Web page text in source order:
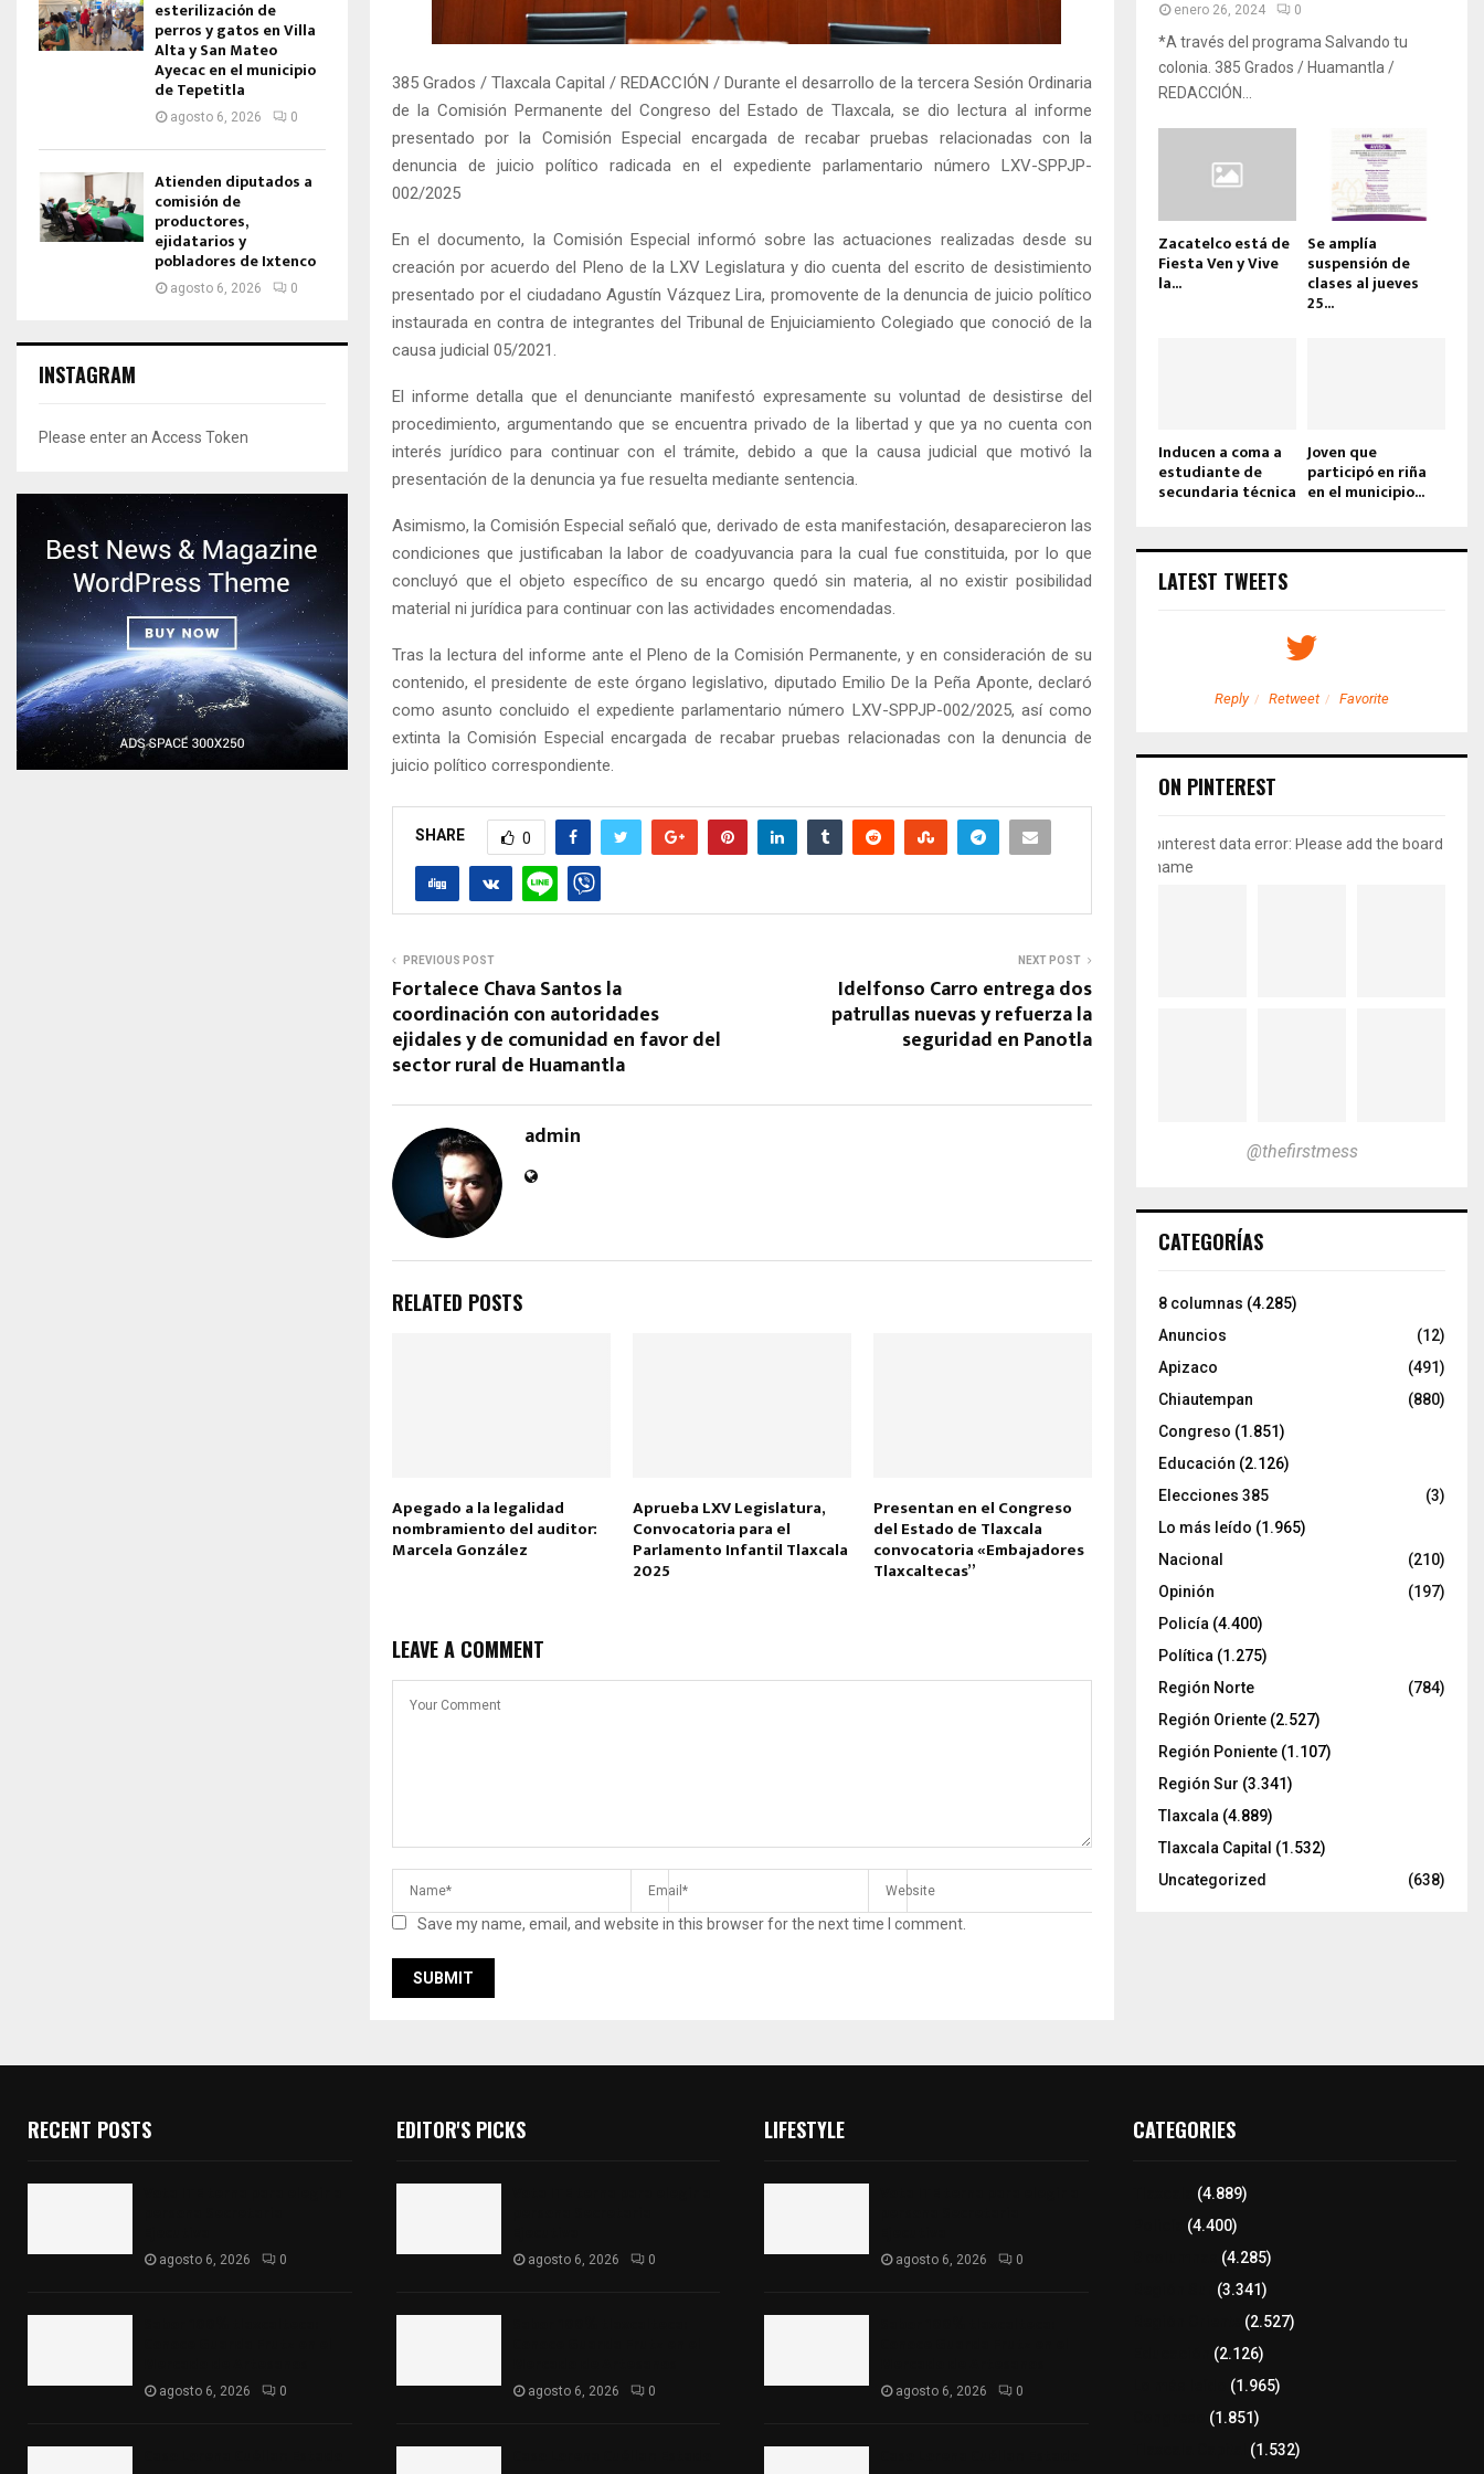
385 Grados / Tlaxcala Capital / REDACCIÓN / Durante el desarrollo de la tercera Sesión Ordinaria
de la Comisión Permanente del Congreso del Estado de Tlaxcala, se dio lectura al informe
presentado por la Comisión Especial encargada de recabar pruebas relacionadas con la
denuncia de juicio político radicada en el expediente parlamentario número LXV-SPPJP-
002/2025
En el documento, la Comisión Especial informó sobre las actuaciones realizadas desde su
creación por acuerdo del Pleno de la LXV Legislatura y dio cuenta del escrito de desistimiento
presentado por el ciudadano Agustín Vázquez Lira, promovente de la denuncia de juicio político
instaurada en contra de integrantes del Tribunal de Enjuiciamiento Colegiado que conoció de la
causa judicial 05/2021.
El informe detalla que el denunciante manifestó expresamente su voluntad de desistirse del
procedimiento, argumentando que se encuentra privado de la libertad y que ya no cuenta con
interés jurídico para continuar con el trámite, debido a que la causa judicial que motivó la
presentación de la denuncia ya fue resuelta mediante sentencia.
Asimismo, la Comisión Especial señaló que, derivado de esta manifestación, desaparecieron las
condiciones que justificaban la labor de coadyuvancia para la cual fue constituida, por lo que
concluyó que el objeto específico de su encargo quedó sin materia, al no existir posibilidad
material ni jurídica para continuar con las actividades encomendadas.
Tras la lectura del informe ante el Pleno de la Comisión Permanente, y en consideración de su
contenido, el presidente de este órgano legislativo, diputado Emilio De la Peña Aponte, declaró
como asunto concluido el expediente parlamentario número LXV-SPPJP-002/2025, así como
extinta la Comisión Especial encargada de recabar pruebas relacionadas con la denuncia de
juicio político correspondiente.
SHARE 0
PREVIOUS POST
Fortalece Chava Santos la
coordinación con autoridades
ejidales y de comunidad en favor del
sector rural de Huamantla
NEXT POST
Idelfonso Carro entrega dos
patrullas nuevas y refuerza la
seguridad en Panotla
admin
RELATED POSTS
Apegado a la legalidad
nombramiento del auditor:
Marcela González
Aprueba LXV Legislatura,
Convocatoria para el
Parlamento Infantil Tlaxcala
2025
Presentan en el Congreso
del Estado de Tlaxcala
convocatoria «Embajadores
Tlaxcaltecas”
LEAVE A COMMENT
Save my name, email, and website in this browser for the next time I comment.
esterilización de
perros y gatos en Villa
Alta y San Mateo
Ayecac en el municipio
de Tepetitla
agosto 6, 2026 0
Atienden diputados a
comisión de
productores,
ejidatarios y
pobladores de Ixtenco
agosto 6, 2026 0
INSTAGRAM
Please enter an Access Token
enero 26, 2024 0
*A través del programa Salvando tu
colonia. 385 Grados / Huamantla /
REDACCIÓN...
Zacatelco está de
Fiesta Ven y Vive
la...
Se amplía
suspensión de
clases al jueves
25...
Inducen a coma a
estudiante de
secundaria técnica
Joven que
participó en riña
en el municipio...
LATEST TWEETS
Reply Retweet Favorite
ON PINTEREST
pinterest data error: Please add the board
name
@thefirstmess
CATEGORÍAS
8 columnas (4.285)
Anuncios
(12)
Apizaco
(491)
Chiautempan
(880)
Congreso (1.851)
Educación (2.126)
Elecciones 385
(3)
Lo más leído (1.965)
Nacional
(210)
Opinión
(197)
Policía (4.400)
Política (1.275)
Región Norte
(784)
Región Oriente (2.527)
Región Poniente (1.107)
Región Sur (3.341)
Tlaxcala (4.889)
Tlaxcala Capital (1.532)
Uncategorized
(638)
RECENT POSTS
agosto 6, 2026 0
agosto 6, 2026 0
EDITOR'S PICKS
agosto 6, 2026 0
agosto 6, 2026 0
LIFESTYLE
agosto 6, 2026 0
agosto 6, 2026 0
CATEGORIES
(4.889)
(4.400)
(4.285)
(3.341)
(2.527)
(2.126)
(1.965)
(1.851)
(1.532)